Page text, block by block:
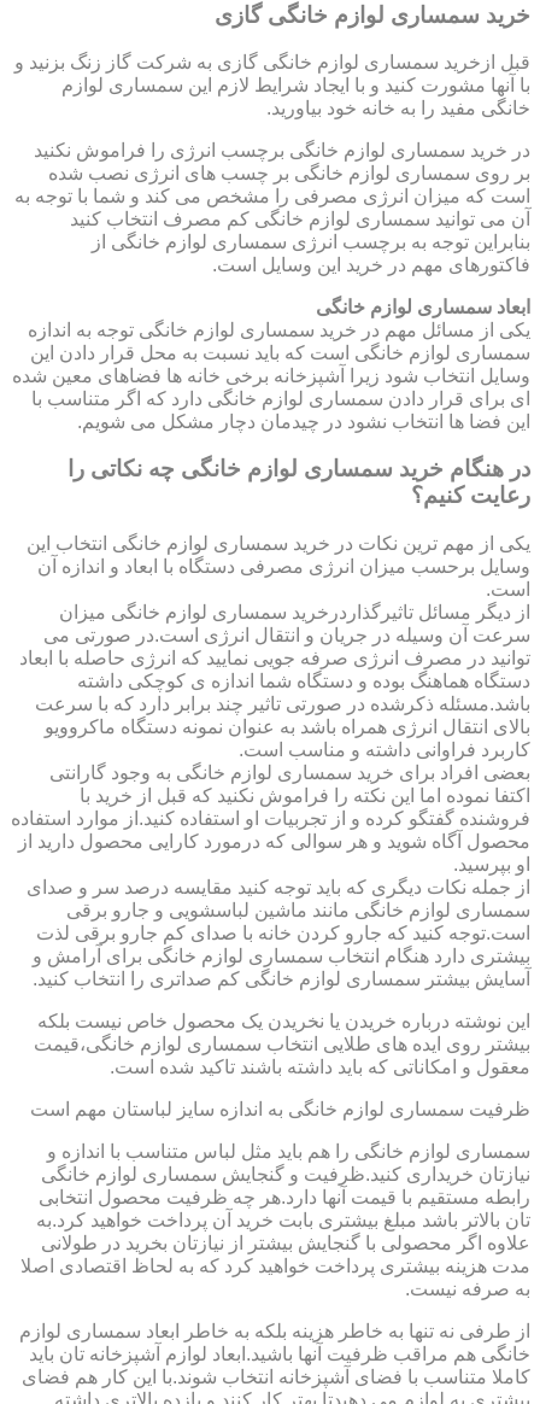
خرید سمساری لوازم خانگی گازی
قبل ازخرید سمساری لوازم خانگی گازی به شرکت گاز زنگ بزنید و
با آنها مشورت کنید و با ایجاد شرایط لازم این سمساری لوازم
خانگی مفید را به خانه خود بیاورید.
در خرید سمساری لوازم خانگی برچسب انرژی را فراموش نکنید
بر روی سمساری لوازم خانگی بر چسب های انرژی نصب شده
است که میزان انرژی مصرفی را مشخص می کند و شما با توجه به
آن می توانید سمساری لوازم خانگی کم مصرف انتخاب کنید
بنابراین توجه به برچسب انرژی سمساری لوازم خانگی از
فاکتورهای مهم در خرید این وسایل است.
ابعاد سمساری لوازم خانگی
یکی از مسائل مهم در خرید سمساری لوازم خانگی توجه به اندازه
سمساری لوازم خانگی است که باید نسبت به محل قرار دادن این
وسایل انتخاب شود زیرا آشپزخانه برخی خانه ها فضاهای معین شده
ای برای قرار دادن سمساری لوازم خانگی دارد که اگر متناسب با
این فضا ها انتخاب نشود در چیدمان دچار مشکل می شویم.
در هنگام خرید سمساری لوازم خانگی چه نکاتی را
رعایت کنیم؟
یکی از مهم ترین نکات در خرید سمساری لوازم خانگی انتخاب این
وسایل برحسب میزان انرژی مصرفی دستگاه با ابعاد و اندازه آن
است.
از دیگر مسائل تاثیرگذاردرخرید سمساری لوازم خانگی میزان
سرعت آن وسیله در جریان و انتقال انرژی است.در صورتی می
توانید در مصرف انرژی صرفه جویی نمایید که انرژی حاصله با ابعاد
دستگاه هماهنگ بوده و دستگاه شما اندازه ی کوچکی داشته
باشد.مسئله ذکرشده در صورتی تاثیر چند برابر دارد که با سرعت
بالای انتقال انرژی همراه باشد به عنوان نمونه دستگاه ماکروویو
کاربرد فراوانی داشته و مناسب است.
بعضی افراد برای خرید سمساری لوازم خانگی به وجود گارانتی
اکتفا نموده اما این نکته را فراموش نکنید که قبل از خرید با
فروشنده گفتگو کرده و از تجربیات او استفاده کنید.از موارد استفاده
محصول آگاه شوید و هر سوالی که درمورد کارایی محصول دارید از
او بپرسید.
از جمله نکات دیگری که باید توجه کنید مقایسه درصد سر و صدای
سمساری لوازم خانگی مانند ماشین لباسشویی و جارو برقی
است.توجه کنید که جارو کردن خانه با صدای کم جارو برقی لذت
بیشتری دارد هنگام انتخاب سمساری لوازم خانگی برای آرامش و
آسایش بیشتر سمساری لوازم خانگی کم صداتری را انتخاب کنید.
این نوشته درباره خریدن یا نخریدن یک محصول خاص نیست بلکه
بیشتر روی ایده های طلایی انتخاب سمساری لوازم خانگی،قیمت
معقول و امکاناتی که باید داشته باشند تاکید شده است.
ظرفیت سمساری لوازم خانگی به اندازه سایز لباستان مهم است
سمساری لوازم خانگی را هم باید مثل لباس متناسب با اندازه و
نیازتان خریداری کنید.ظرفیت و گنجایش سمساری لوازم خانگی
رابطه مستقیم با قیمت آنها دارد.هر چه ظرفیت محصول انتخابی
تان بالاتر باشد مبلغ بیشتری بابت خرید آن پرداخت خواهید کرد.به
علاوه اگر محصولی با گنجایش بیشتر از نیازتان بخرید در طولانی
مدت هزینه بیشتری پرداخت خواهید کرد که به لحاظ اقتصادی اصلا
به صرفه نیست.
از طرفی نه تنها به خاطر هزینه بلکه به خاطر ابعاد سمساری لوازم
خانگی هم مراقب ظرفیت آنها باشید.ابعاد لوازم آشپزخانه تان باید
کاملا متناسب با فضای آشپزخانه انتخاب شوند.با این کار هم فضای
بیشتری به لوازم می دهیدتا بهتر کار کنند و بازده بالاتری داشته